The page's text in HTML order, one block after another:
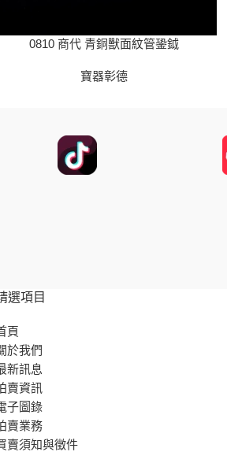
0810 商代 青銅獸面紋管銎鉞
寶器彰德
選項目
頁
於我們
新訊息
賣資訊
子圖錄
賣業務
賣須知與徵件